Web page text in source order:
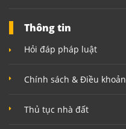
Thông tin
Hỏi đáp pháp luật
Chính sách & Điều khoản
Thủ tục nhà đất